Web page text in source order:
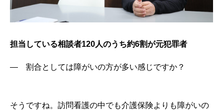
担当している相談者120人のうち約6割が元犯罪者
― 割合としては障がいの方が多い感じですか？
そうですね。訪問看護の中でも介護保険よりも障がいの